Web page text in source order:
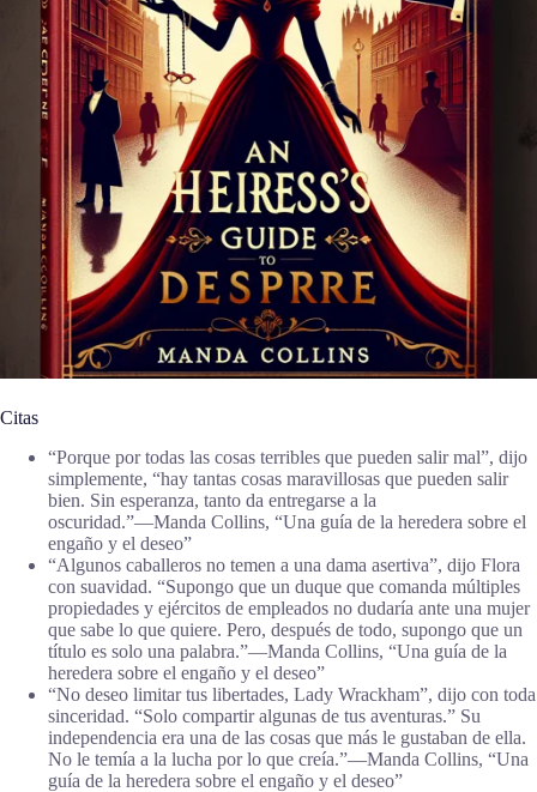
Citas
“Porque por todas las cosas terribles que pueden salir mal”, dijo
simplemente, “hay tantas cosas maravillosas que pueden salir
bien. Sin esperanza, tanto da entregarse a la
oscuridad.”―Manda Collins, “Una guía de la heredera sobre el
engaño y el deseo”
“Algunos caballeros no temen a una dama asertiva”, dijo Flora
con suavidad. “Supongo que un duque que comanda múltiples
propiedades y ejércitos de empleados no dudaría ante una mujer
que sabe lo que quiere. Pero, después de todo, supongo que un
título es solo una palabra.”―Manda Collins, “Una guía de la
heredera sobre el engaño y el deseo”
“No deseo limitar tus libertades, Lady Wrackham”, dijo con toda
sinceridad. “Solo compartir algunas de tus aventuras.” Su
independencia era una de las cosas que más le gustaban de ella.
No le temía a la lucha por lo que creía.”―Manda Collins, “Una
guía de la heredera sobre el engaño y el deseo”